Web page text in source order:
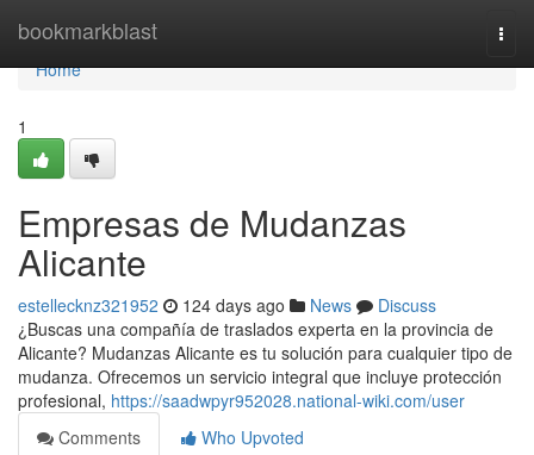
bookmarkblast
Home
Home
1
Empresas de Mudanzas
Alicante
estellecknz321952 124 days ago News
Discuss
¿Buscas una compañía de traslados experta en la provincia de
Alicante? Mudanzas Alicante es tu solución para cualquier tipo de
mudanza. Ofrecemos un servicio integral que incluye protección
profesional, https://saadwpyr952028.national-wiki.com/user
Comments
Who Upvoted